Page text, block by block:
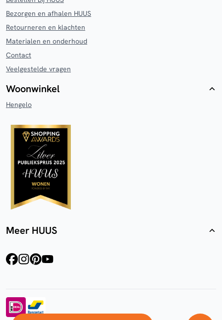
Bezorgen en afhalen HUUS
Retourneren en klachten
Materialen en onderhoud
Contact
Veelgestelde vragen
Woonwinkel
Hengelo
Meer HUUS
facebookinstagram
pinterest
youtube